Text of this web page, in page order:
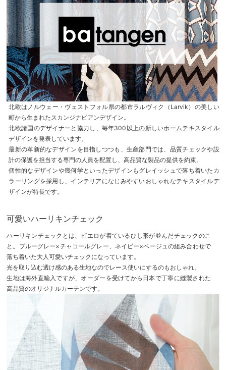
北欧はノルウェー・ヴェストフォル県の都市ラルヴィク（Larvik）の美しい
町から生まれたスカンジナビアンデザイン。
北欧諸国のデザイナーと協力し、毎年300以上の新しいホームテキスタイル
デザインを発表しています。
最新の革新的なデザインを目指しつつも、生産部門では、品質チェックや設
計の保護を担当する専門の人員を配置し、高品質な製品の提供を約束。
個性的なデザインや幾何学といったデザインもグレイッシュで落ち着いたカ
ラーリングを採用し、インテリアになじみやすいおしゃれなテキスタイルデ
ザインが特長です。
可愛いハーリキンチェック
ハーリキンチェックとは、ピエロが着ているひし形が並んだチェックのこ
と。ブルーグレー×チャコールグレー、ネイビー×ベージュの組み合わせで
落ち着いた大人可愛いチェックになっています。
光を取り込む透け感のある生地なのでレース使いにするのもおしゃれ。
生地は海外直輸入ですが、オーダーを受けてから日本で丁寧に縫製された
高品質のオリジナルカーテンです。